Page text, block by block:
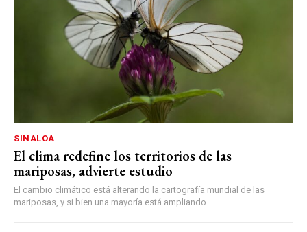
SINALOA
El clima redefine los territorios de las
mariposas, advierte estudio
El cambio climático está alterando la cartografía mundial de las
mariposas, y si bien una mayoría está ampliando...